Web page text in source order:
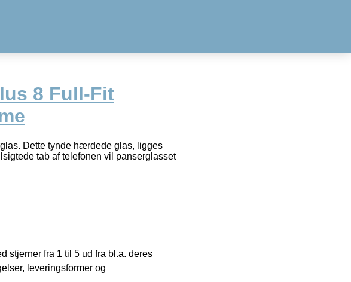
8 Full-Fit
Dette tynde hærdede glas, ligges
tab af telefonen vil panserglasset
stjerner fra 1 til 5 ud fra bl.a. deres
leveringsformer og